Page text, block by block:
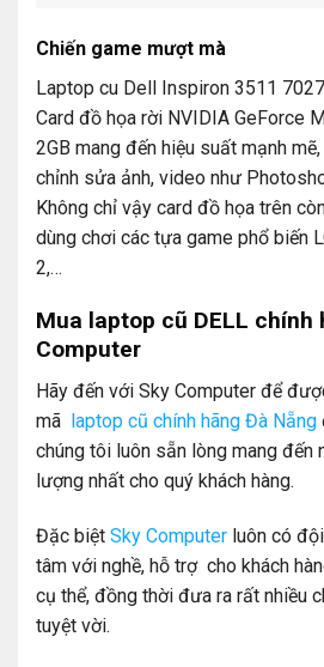
Chiến game mượt mà
Laptop cu Dell Inspiron 3511
Card đồ họa rời NVIDIA GeForce
2GB mang đến hiệu suất mạnh
chỉnh sửa ảnh, video như
Không chỉ vậy card đồ họa trên
dùng chơi các tựa game phổ biến
2,…
Mua laptop cũ DELL chính
Computer
Hãy đến với Sky Computer để
mã laptop cũ chính hãng Đà Nẵng
chúng tôi luôn sẵn lòng mang đến
lượng nhất cho quý khách hàng.
Đặc biệt Sky Computer luôn có
tâm với nghề, hỗ trợ cho khách
cụ thể, đồng thời đưa ra rất nhiều
tuyệt vời.